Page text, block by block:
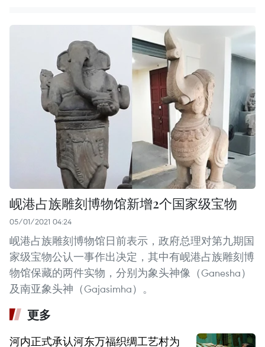
岘港占族雕刻博物馆新增2个国家级宝物
05/01/2021 04:24
岘港占族雕刻博物馆日前表示，政府总理对第九期国
家级宝物公认一事作出决定，其中有岘港占族雕刻博
物馆保藏的两件实物，分别为象头神像（Ganesha）
及南亚象头神（Gajasimha）。
更多
河内正式承认河东万福织绸工艺村为